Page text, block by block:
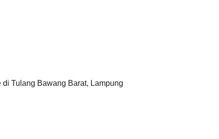
Tulang Bawang Barat, Lampung